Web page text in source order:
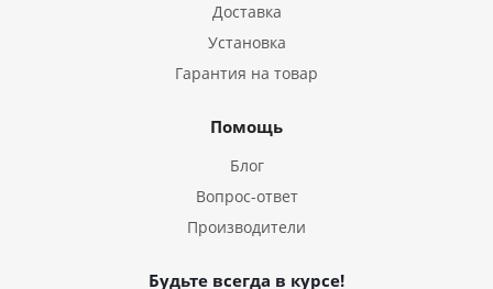
Доставка
Установка
Гарантия на товар
Помощь
Блог
Вопрос-ответ
Производители
Будьте всегда в курсе!